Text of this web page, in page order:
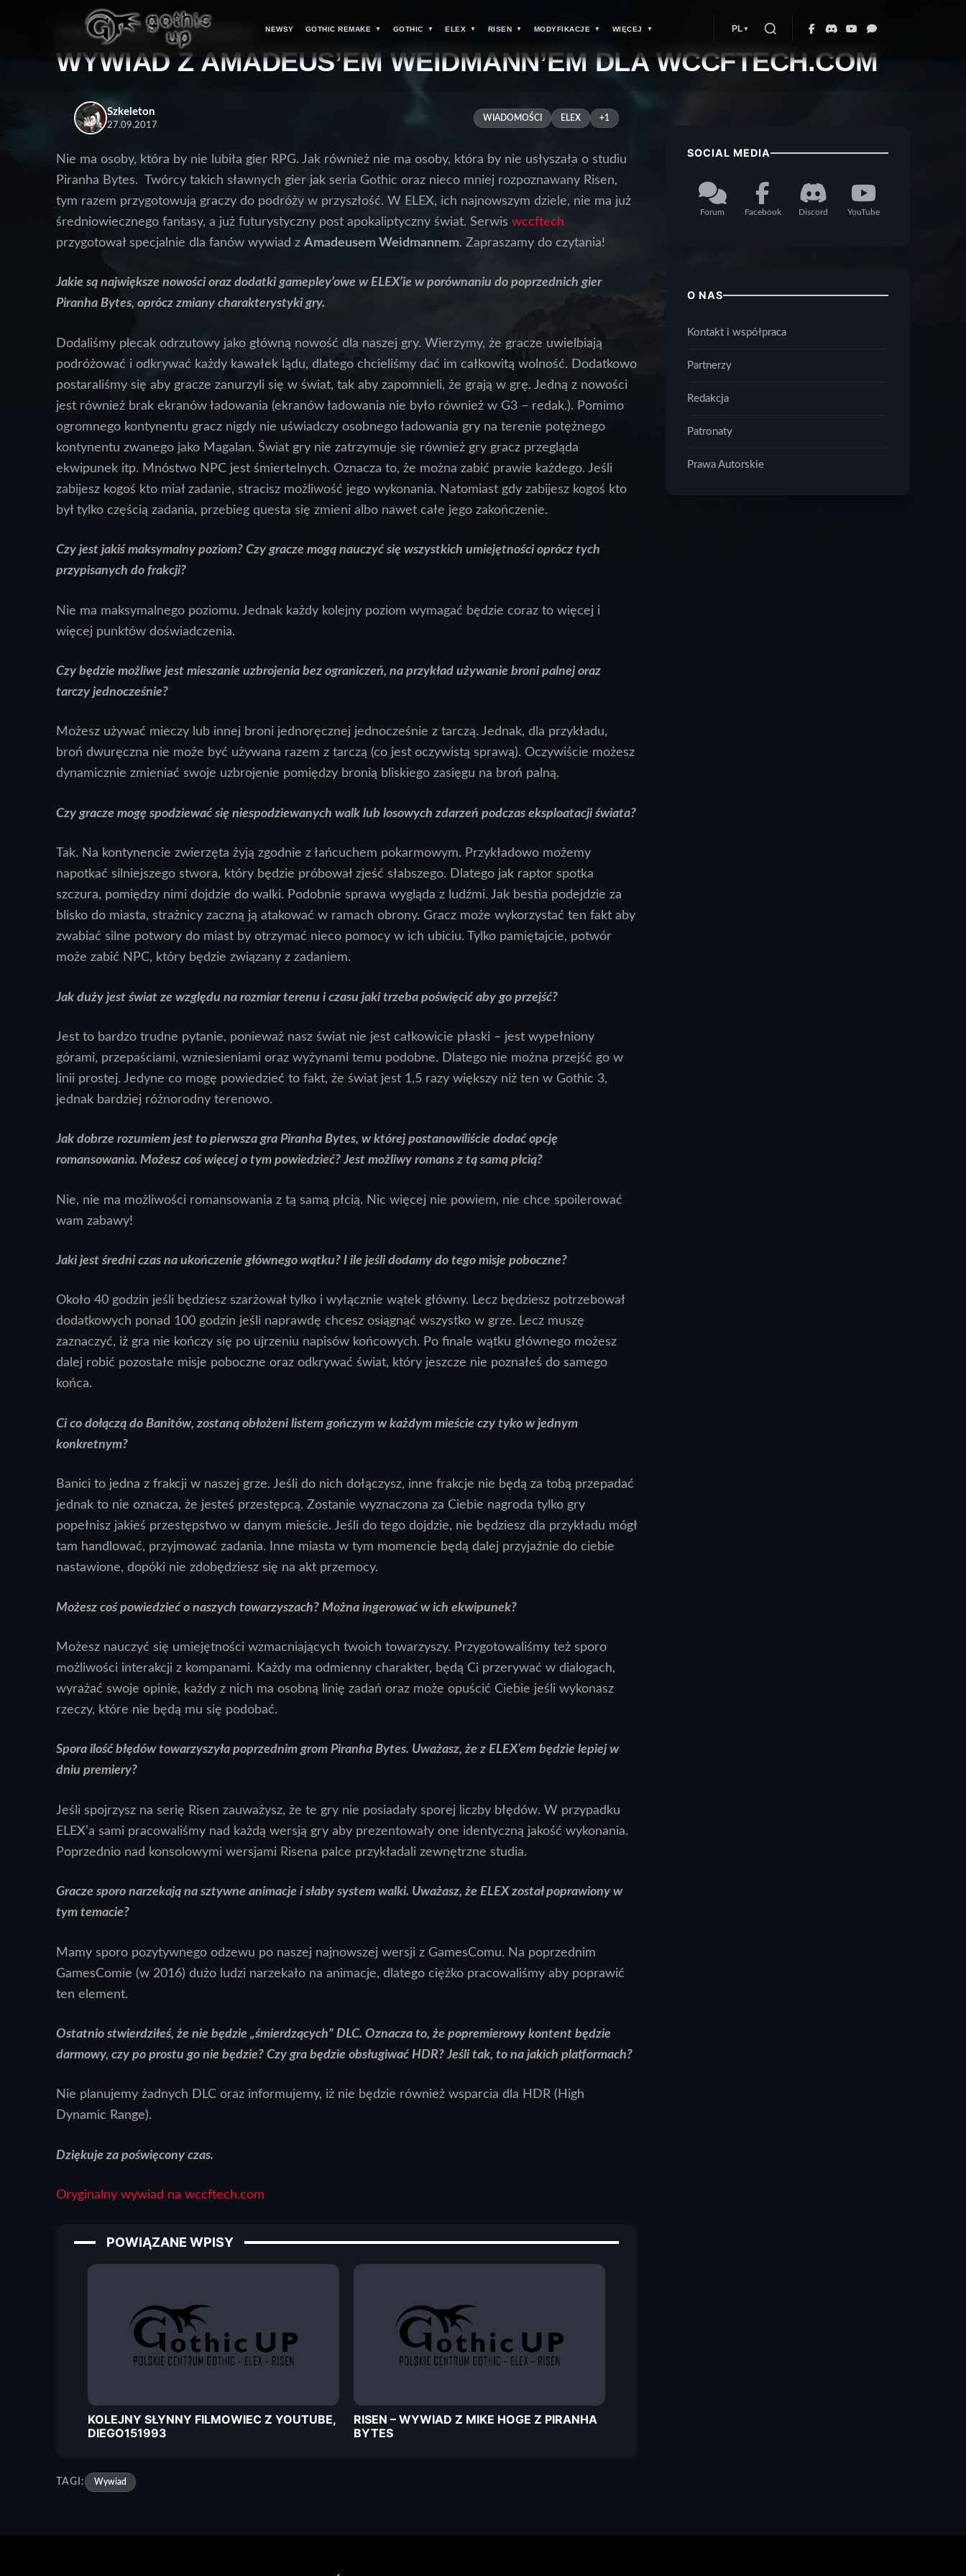
NEWSY GOTHIC REMAKE GOTHIC ELEX RISEN MODYFIKACJE WIĘCEJ PL
STRONA GŁÓWNA > WIADOMOŚCI >
WYWIAD Z AMADEUS’EM WEIDMANN’EM DLA WCCFTECH.COM
Szkeleton
27.09.2017
WIADOMOŚCI ELEX +1
Nie ma osoby, która by nie lubiła gier RPG. Jak również nie ma osoby, która by nie usłyszała o studiu
Piranha Bytes. Twórcy takich sławnych gier jak seria Gothic oraz nieco mniej rozpoznawany Risen,
tym razem przygotowują graczy do podróży w przyszłość. W ELEX, ich najnowszym dziele, nie ma już
średniowiecznego fantasy, a już futurystyczny post apokaliptyczny świat. Serwis wccftech
przygotował specjalnie dla fanów wywiad z Amadeusem Weidmannem. Zapraszamy do czytania!
Jakie są największe nowości oraz dodatki gamepley’owe w ELEX’ie w porównaniu do poprzednich gier
Piranha Bytes, oprócz zmiany charakterystyki gry.
Dodaliśmy plecak odrzutowy jako główną nowość dla naszej gry. Wierzymy, że gracze uwielbiają
podróżować i odkrywać każdy kawałek lądu, dlatego chcieliśmy dać im całkowitą wolność. Dodatkowo
postaraliśmy się aby gracze zanurzyli się w świat, tak aby zapomnieli, że grają w grę. Jedną z nowości
jest również brak ekranów ładowania (ekranów ładowania nie było również w G3 – redak.). Pomimo
ogromnego kontynentu gracz nigdy nie uświadczy osobnego ładowania gry na terenie potężnego
kontynentu zwanego jako Magalan. Świat gry nie zatrzymuje się również gry gracz przegląda
ekwipunek itp. Mnóstwo NPC jest śmiertelnych. Oznacza to, że można zabić prawie każdego. Jeśli
zabijesz kogoś kto miał zadanie, stracisz możliwość jego wykonania. Natomiast gdy zabijesz kogoś kto
był tylko częścią zadania, przebieg questa się zmieni albo nawet całe jego zakończenie.
Czy jest jakiś maksymalny poziom? Czy gracze mogą nauczyć się wszystkich umiejętności oprócz tych
przypisanych do frakcji?
Nie ma maksymalnego poziomu. Jednak każdy kolejny poziom wymagać będzie coraz to więcej i
więcej punktów doświadczenia.
Czy będzie możliwe jest mieszanie uzbrojenia bez ograniczeń, na przykład używanie broni palnej oraz
tarczy jednocześnie?
Możesz używać mieczy lub innej broni jednoręcznej jednocześnie z tarczą. Jednak, dla przykładu,
broń dwuręczna nie może być używana razem z tarczą (co jest oczywistą sprawą). Oczywiście możesz
dynamicznie zmieniać swoje uzbrojenie pomiędzy bronią bliskiego zasięgu na broń palną.
Czy gracze mogę spodziewać się niespodziewanych walk lub losowych zdarzeń podczas eksploatacji świata?
Tak. Na kontynencie zwierzęta żyją zgodnie z łańcuchem pokarmowym. Przykładowo możemy
napotkać silniejszego stwora, który będzie próbował zjeść słabszego. Dlatego jak raptor spotka
szczura, pomiędzy nimi dojdzie do walki. Podobnie sprawa wygląda z ludźmi. Jak bestia podejdzie za
blisko do miasta, strażnicy zaczną ją atakować w ramach obrony. Gracz może wykorzystać ten fakt aby
zwabiać silne potwory do miast by otrzymać nieco pomocy w ich ubiciu. Tylko pamiętajcie, potwór
może zabić NPC, który będzie związany z zadaniem.
Jak duży jest świat ze względu na rozmiar terenu i czasu jaki trzeba poświęcić aby go przejść?
Jest to bardzo trudne pytanie, ponieważ nasz świat nie jest całkowicie płaski – jest wypełniony
górami, przepaściami, wzniesieniami oraz wyżynami temu podobne. Dlatego nie można przejść go w
linii prostej. Jedyne co mogę powiedzieć to fakt, że świat jest 1,5 razy większy niż ten w Gothic 3,
jednak bardziej różnorodny terenowo.
Jak dobrze rozumiem jest to pierwsza gra Piranha Bytes, w której postanowiliście dodać opcję
romansowania. Możesz coś więcej o tym powiedzieć? Jest możliwy romans z tą samą płcią?
Nie, nie ma możliwości romansowania z tą samą płcią. Nic więcej nie powiem, nie chce spoilerować
wam zabawy!
Jaki jest średni czas na ukończenie głównego wątku? I ile jeśli dodamy do tego misje poboczne?
Około 40 godzin jeśli będziesz szarżował tylko i wyłącznie wątek główny. Lecz będziesz potrzebował
dodatkowych ponad 100 godzin jeśli naprawdę chcesz osiągnąć wszystko w grze. Lecz muszę
zaznaczyć, iż gra nie kończy się po ujrzeniu napisów końcowych. Po finale wątku głównego możesz
dalej robić pozostałe misje poboczne oraz odkrywać świat, który jeszcze nie poznałeś do samego
końca.
Ci co dołączą do Banitów, zostaną obłożeni listem gończym w każdym mieście czy tyko w jednym
konkretnym?
Banici to jedna z frakcji w naszej grze. Jeśli do nich dołączysz, inne frakcje nie będą za tobą przepadać
jednak to nie oznacza, że jesteś przestępcą. Zostanie wyznaczona za Ciebie nagroda tylko gry
popełnisz jakieś przestępstwo w danym mieście. Jeśli do tego dojdzie, nie będziesz dla przykładu mógł
tam handlować, przyjmować zadania. Inne miasta w tym momencie będą dalej przyjaźnie do ciebie
nastawione, dopóki nie zdobędziesz się na akt przemocy.
Możesz coś powiedzieć o naszych towarzyszach? Można ingerować w ich ekwipunek?
Możesz nauczyć się umiejętności wzmacniających twoich towarzyszy. Przygotowaliśmy też sporo
możliwości interakcji z kompanami. Każdy ma odmienny charakter, będą Ci przerywać w dialogach,
wyrażać swoje opinie, każdy z nich ma osobną linię zadań oraz może opuścić Ciebie jeśli wykonasz
rzeczy, które nie będą mu się podobać.
Spora ilość błędów towarzyszyła poprzednim grom Piranha Bytes. Uważasz, że z ELEX’em będzie lepiej w
dniu premiery?
Jeśli spojrzysz na serię Risen zauważysz, że te gry nie posiadały sporej liczby błędów. W przypadku
ELEX’a sami pracowaliśmy nad każdą wersją gry aby prezentowały one identyczną jakość wykonania.
Poprzednio nad konsolowymi wersjami Risena palce przykładali zewnętrzne studia.
Gracze sporo narzekają na sztywne animacje i słaby system walki. Uważasz, że ELEX został poprawiony w
tym temacie?
Mamy sporo pozytywnego odzewu po naszej najnowszej wersji z GamesComu. Na poprzednim
GamesComie (w 2016) dużo ludzi narzekało na animacje, dlatego ciężko pracowaliśmy aby poprawić
ten element.
Ostatnio stwierdziłeś, że nie będzie „śmierdzących” DLC. Oznacza to, że popremierowy kontent będzie
darmowy, czy po prostu go nie będzie? Czy gra będzie obsługiwać HDR? Jeśli tak, to na jakich platformach?
Nie planujemy żadnych DLC oraz informujemy, iż nie będzie również wsparcia dla HDR (High
Dynamic Range).
Dziękuje za poświęcony czas.
Oryginalny wywiad na wccftech.com
POWIĄZANE WPISY
KOLEJNY SŁYNNY FILMOWIEC Z YOUTUBE,
DIEGO151993
RISEN – WYWIAD Z MIKE HOGE Z PIRANHA
BYTES
TAGI: Wywiad
SOCIAL MEDIA
Forum Facebook Discord YouTube
O NAS
Kontakt i współpraca
Partnerzy
Redakcja
Patronaty
Prawa Autorskie